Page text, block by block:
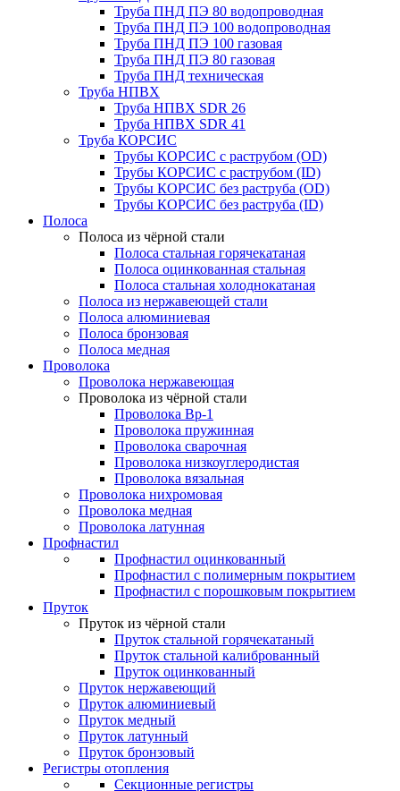
Труба ПНД ПЭ 80 водопроводная
Труба ПНД ПЭ 100 водопроводная
Труба ПНД ПЭ 100 газовая
Труба ПНД ПЭ 80 газовая
Труба ПНД техническая
Труба НПВХ
Труба НПВХ SDR 26
Труба НПВХ SDR 41
Труба КОРСИС
Трубы КОРСИС с раструбом (OD)
Трубы КОРСИС с раструбом (ID)
Трубы КОРСИС без раструба (OD)
Трубы КОРСИС без раструба (ID)
Полоса
Полоса из чёрной стали
Полоса стальная горячекатаная
Полоса оцинкованная стальная
Полоса стальная холоднокатаная
Полоса из нержавеющей стали
Полоса алюминиевая
Полоса бронзовая
Полоса медная
Проволока
Проволока нержавеющая
Проволока из чёрной стали
Проволока Вр-1
Проволока пружинная
Проволока сварочная
Проволока низкоуглеродистая
Проволока вязальная
Проволока нихромовая
Проволока медная
Проволока латунная
Профнастил
Профнастил оцинкованный
Профнастил с полимерным покрытием
Профнастил с порошковым покрытием
Пруток
Пруток из чёрной стали
Пруток стальной горячекатаный
Пруток стальной калиброванный
Пруток оцинкованный
Пруток нержавеющий
Пруток алюминиевый
Пруток медный
Пруток латунный
Пруток бронзовый
Регистры отопления
Секционные регистры